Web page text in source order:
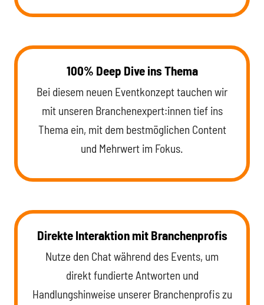
100% Deep Dive ins Thema
Bei diesem neuen Eventkonzept tauchen wir
mit unseren Branchenexpert:innen tief ins
Thema ein, mit dem bestmöglichen Content
und Mehrwert im Fokus.
Direkte Interaktion mit Branchenprofis
Nutze den Chat während des Events, um
direkt fundierte Antworten und
Handlungshinweise unserer Branchenprofis zu